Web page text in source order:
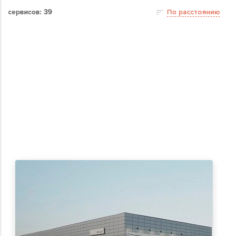
сервисов: 39 По расстоянию